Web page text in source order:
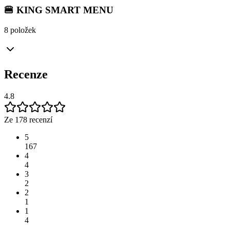
🍔 KING SMART MENU
8 položek
Recenze
4.8
Ze 178 recenzí
5
167
4
4
3
2
2
1
1
4